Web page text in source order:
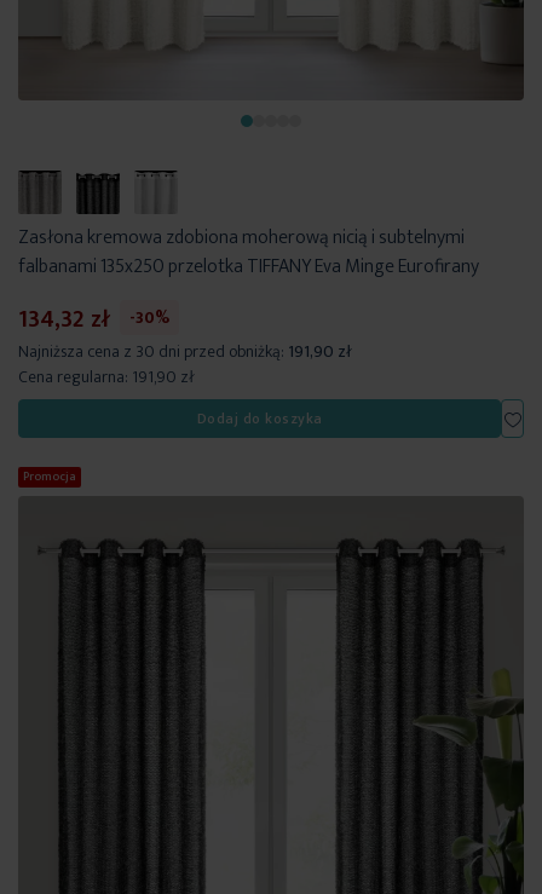
Zasłona kremowa zdobiona moherową nicią i subtelnymi
falbanami 135x250 przelotka TIFFANY Eva Minge Eurofirany
134,32 zł
-30%
Najniższa cena z 30 dni przed obniżką: 191,90 zł
Cena regularna: 191,90 zł
Dodaj do koszyka
Promocja